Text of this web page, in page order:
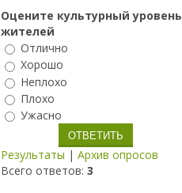
Оцените культурный уровень
жителей
Отлично
Хорошо
Неплохо
Плохо
Ужасно
Результаты | Архив опросов
Всего ответов: 3